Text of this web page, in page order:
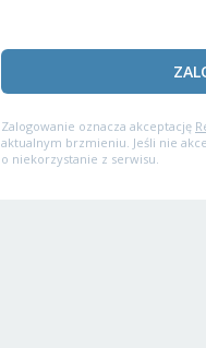
Zalogowanie oznacza akceptację
aktualnym brzmieniu. Jeśli nie
o niekorzystanie z serwisu.